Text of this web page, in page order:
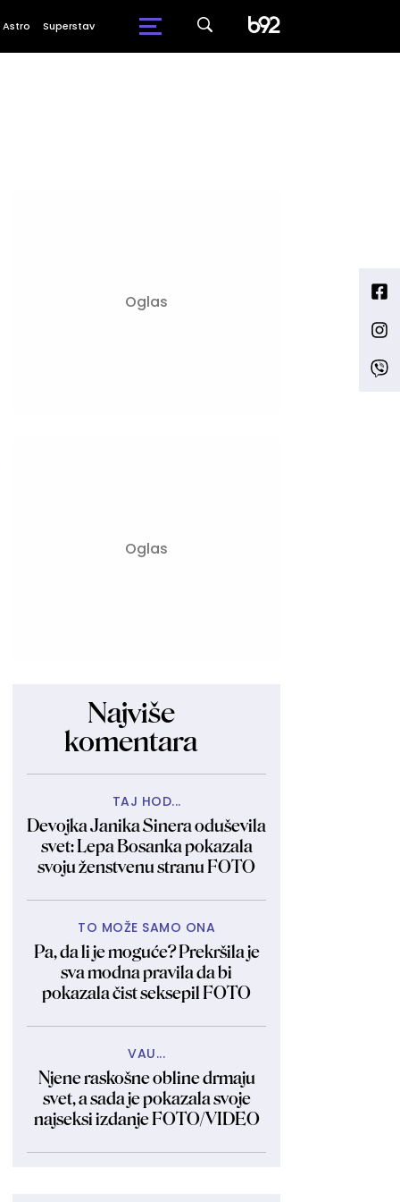
Astro Superstav
Najviše
komentara
TAJ HOD...
Devojka Janika Sinera oduševila
svet: Lepa Bosanka pokazala
svoju ženstvenu stranu FOTO
TO MOŽE SAMO ONA
Pa, da li je moguće? Prekršila je
sva modna pravila da bi
pokazala čist seksepil FOTO
VAU...
Njene raskošne obline drmaju
svet, a sada je pokazala svoje
najseksi izdanje FOTO/VIDEO